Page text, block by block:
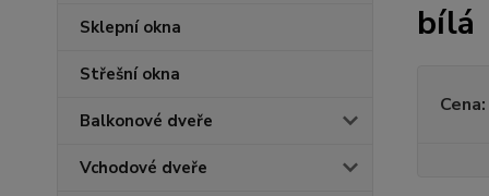
Sklepní okna
Střešní okna
Balkonové dveře
Vchodové dveře
bílá
Cena: